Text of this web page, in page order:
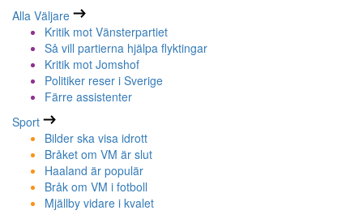
Alla Väljare
Kritik mot Vänsterpartiet
Så vill partierna hjälpa flyktingar
Kritik mot Jomshof
Politiker reser i Sverige
Färre assistenter
Sport
Bilder ska visa idrott
Bråket om VM är slut
Haaland är populär
Bråk om VM i fotboll
Mjällby vidare i kvalet